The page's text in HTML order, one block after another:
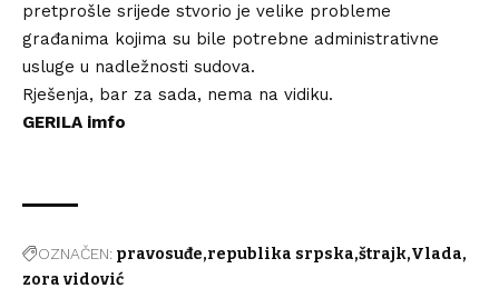
pretprošle srijede stvorio je velike probleme
građanima kojima su bile potrebne administrativne
usluge u nadležnosti sudova.
Rješenja, bar za sada, nema na vidiku.
GERILA imfo
OZNAČEN: pravosuđe republika srpska štrajk Vlada
zora vidović